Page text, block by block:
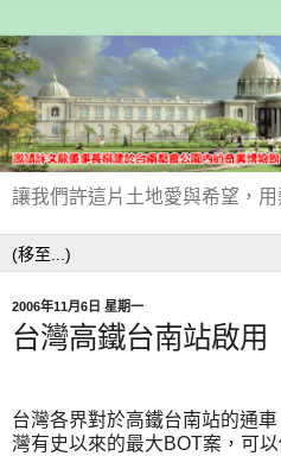
讓我們許這片土地愛與希望，
2006年11月6日 星期一
台灣高鐵台南站啟用
台灣各界對於高鐵台南站的通
灣有史以來的最大BOT案，可